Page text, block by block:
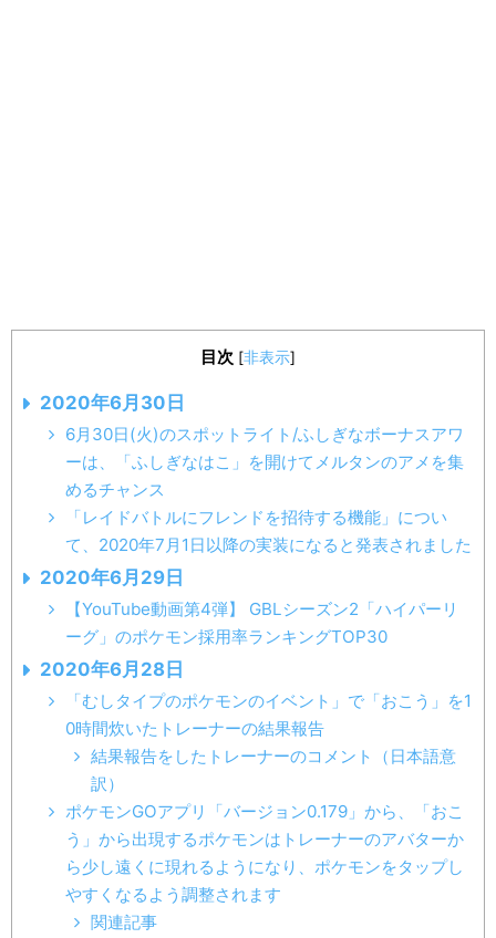
目次 [非表示]
2020年6月30日
6月30日(火)のスポットライト/ふしぎなボーナスアワ
ーは、「ふしぎなはこ」を開けてメルタンのアメを集
めるチャンス
「レイドバトルにフレンドを招待する機能」につい
て、2020年7月1日以降の実装になると発表されました
2020年6月29日
【YouTube動画第4弾】 GBLシーズン2「ハイパーリ
ーグ」のポケモン採用率ランキングTOP30
2020年6月28日
「むしタイプのポケモンのイベント」で「おこう」を1
0時間炊いたトレーナーの結果報告
結果報告をしたトレーナーのコメント（日本語意
訳）
ポケモンGOアプリ「バージョン0.179」から、「おこ
う」から出現するポケモンはトレーナーのアバターか
ら少し遠くに現れるようになり、ポケモンをタップし
やすくなるよう調整されます
関連記事